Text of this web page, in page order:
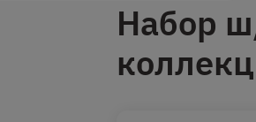
Набор